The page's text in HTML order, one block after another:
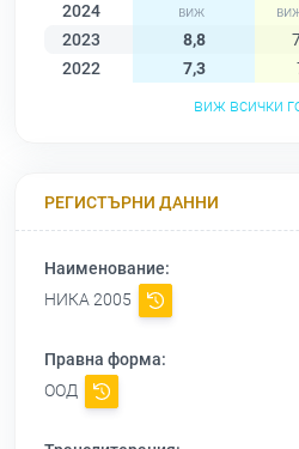
2024
2023
8,8
2022
7,3
виж всички
РЕГИСТЪРНИ ДАННИ
Наименование:
НИКА 2005
Правна форма:
ООД